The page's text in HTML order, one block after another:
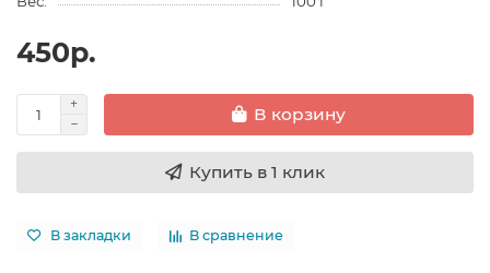
450р.
В корзину
Купить в 1 клик
В закладки В сравнение